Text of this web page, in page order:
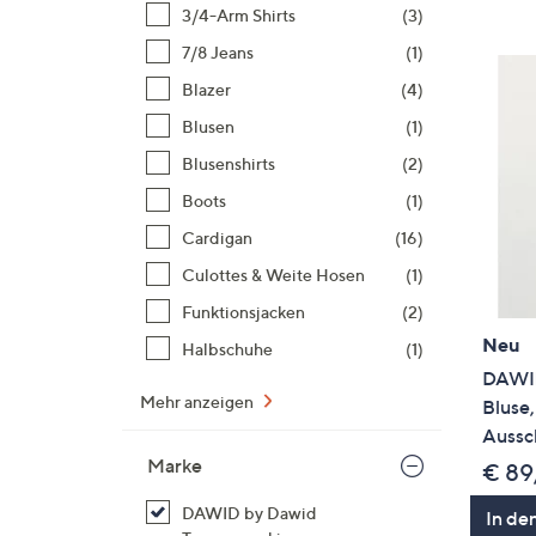
3/4-Arm Shirts
(3)
7/8 Jeans
(1)
Blazer
(4)
Blusen
(1)
Blusenshirts
(2)
Boots
(1)
Cardigan
(16)
Culottes & Weite Hosen
(1)
Funktionsjacken
(2)
Halbschuhe
(1)
Mehr anzeigen
Marke
DAWID by Dawid
Neu
€
In